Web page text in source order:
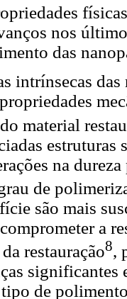
nos
das
intrínsecas
material
estruturas
na
de
são mais
a
restauração8,
de